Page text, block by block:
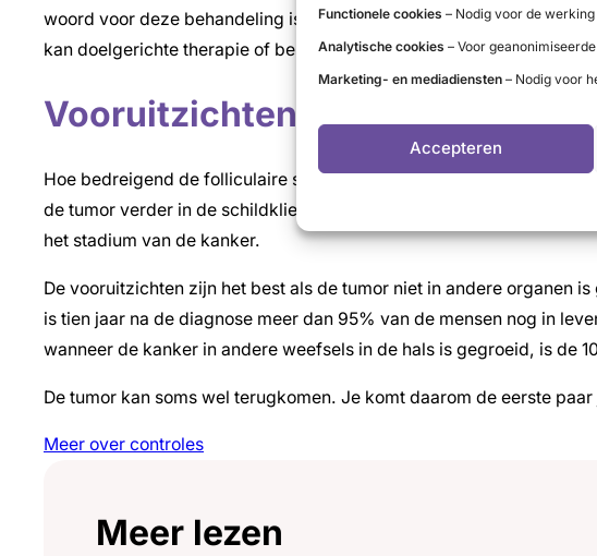
Functionele cookies – Nodig voor de
Analytische cookies – Voor
Marketing- en mediadiensten – Nodig voor
Accepteren
woord voor deze behandeling is een palliatieve behandeling. De
kan doelgerichte therapie of bestraling zijn. Chemotherapie wordt
Vooruitzichten bij folliculaire
Hoe bedreigend de folliculaire schildklierkanker is, hangt af van
de tumor verder in de schildklier of in de bloedvaten is gegroeid. De
het stadium van de kanker.
De vooruitzichten zijn het best als de tumor niet in andere organen
is tien jaar na de diagnose meer dan 95% van de mensen nog in
wanneer de kanker in andere weefsels in de hals is gegroeid, is de
De tumor kan soms wel terugkomen. Je komt daarom de eerste
Meer over controles
Meer lezen